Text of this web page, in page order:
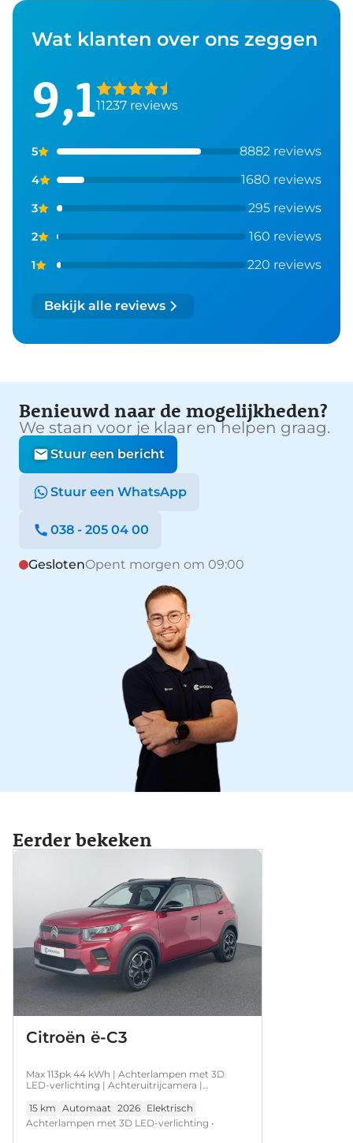
Wat klanten over ons zeggen
9,111237 reviews
5 8882 reviews
4 1680 reviews
3 295 reviews
2 160 reviews
1 220 reviews
Bekijk alle reviews
Benieuwd naar de mogelijkheden?
We staan voor je klaar en helpen graag.
Stuur een bericht
Stuur een WhatsApp
038 - 205 04 00
GeslotenOpent morgen om 09:00
Eerder bekeken
Citroën ë-C3
Max 113pk 44 kWh | Achterlampen met 3D
LED-verlichting | Achteruitrijcamera |
15 km Automaat 2026 Elektrisch
Achterlampen met 3D LED-verlichting •